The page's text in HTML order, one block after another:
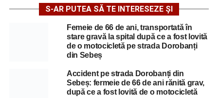
S-AR PUTEA SĂ TE INTERESEZE ȘI
Femeie de 66 de ani, transportată în
stare gravă la spital după ce a fost lovită
de o motocicletă pe strada Dorobanți
din Sebeș
Accident pe strada Dorobanți din
Sebeș: fermeie de 66 de ani rănită grav,
după ce a fost lovită de o motocicletă